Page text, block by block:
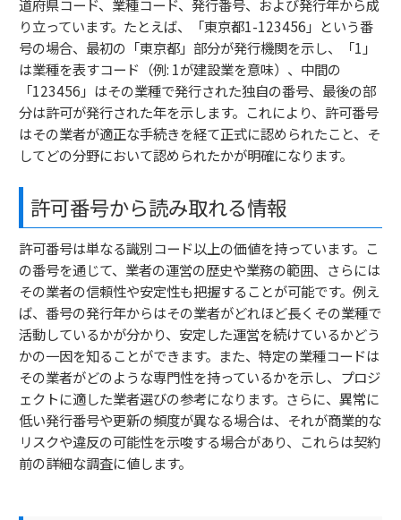
道府県コード、業種コード、発行番号、および発行年から成
り立っています。たとえば、「東京都1-123456」という番
号の場合、最初の「東京都」部分が発行機関を示し、「1」
は業種を表すコード（例: 1が建設業を意味）、中間の
「123456」はその業種で発行された独自の番号、最後の部
分は許可が発行された年を示します。これにより、許可番号
はその業者が適正な手続きを経て正式に認められたこと、そ
してどの分野において認められたかが明確になります。
許可番号から読み取れる情報
許可番号は単なる識別コード以上の価値を持っています。こ
の番号を通じて、業者の運営の歴史や業務の範囲、さらには
その業者の信頼性や安定性も把握することが可能です。例え
ば、番号の発行年からはその業者がどれほど長くその業種で
活動しているかが分かり、安定した運営を続けているかどう
かの一因を知ることができます。また、特定の業種コードは
その業者がどのような専門性を持っているかを示し、プロジ
ェクトに適した業者選びの参考になります。さらに、異常に
低い発行番号や更新の頻度が異なる場合は、それが商業的な
リスクや違反の可能性を示唆する場合があり、これらは契約
前の詳細な調査に値します。